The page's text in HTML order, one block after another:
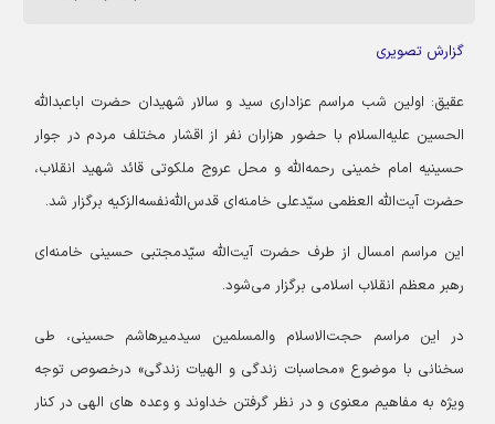
گزارش تصویری
عقیق:اولین شب مراسم عزاداری سید و سالار شهیدان حضرت اباعبدالله
الحسین علیه‌السلام با حضور هزاران نفر از اقشار مختلف مردم در جوار
حسینیه امام خمینی رحمه‌الله و محل عروج ملکوتی قائد شهید انقلاب،
حضرت آیت‌الله العظمی سیّدعلی خامنه‌ای قدس‌الله‌نفسه‌الزکیه برگزار شد.
این مراسم امسال از طرف حضرت آیت‌الله سیّدمجتبی حسینی خامنه‌ای
رهبر معظم انقلاب اسلامی برگزار می‌شود.
در این مراسم حجت‌الاسلام والمسلمین سیدمیرهاشم حسینی، طی
سخنانی با موضوع «محاسبات زندگی و الهیات زندگی» درخصوص توجه
ویژه به مفاهیم معنوی و در نظر گرفتن خداوند و وعده های الهی در کنار